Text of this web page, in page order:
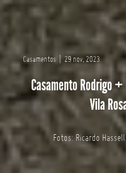
Casamentos | 29 nov, 2023
Casamento Rodrigo
Vila
Fotos: Ricardo